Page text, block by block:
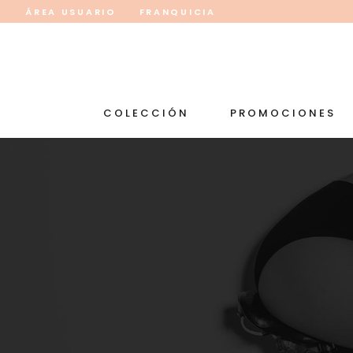
ÁREA USUARIO FRANQUICIA
COLECCIÓN PROMOCIONES